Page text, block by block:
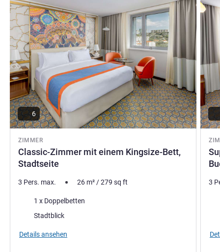
ZIMMER
Classic-Zimmer mit einem Kingsize-Bett,
Stadtseite
6
3 Pers. max. 26 m²/279 sq ft
Bettwäsche
1 x Doppelbetten
Aussicht:Stadtblick
Details ansehen
3